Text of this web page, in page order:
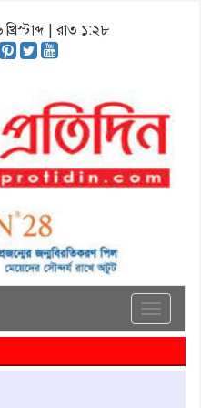
| রাত ১:২৮
Toggle